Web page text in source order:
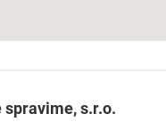
spravime, s.r.o.